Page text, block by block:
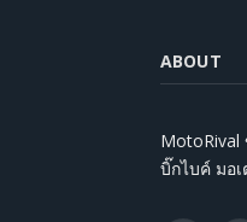
ABOUT
MotoRival
บิ๊กไบค์ มอ